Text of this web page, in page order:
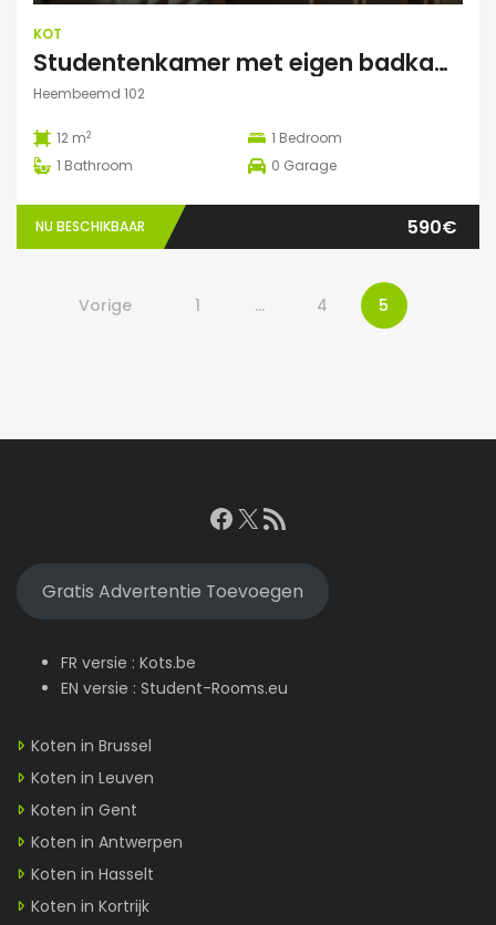
KOT
Studentenkamer met eigen badkamer
Heembeemd 102
12 m2 1 Bedroom
1 Bathroom 0 Garage
NU BESCHIKBAAR 590€
Vorige 1 … 4 5
Facebook
X RSS feed
Gratis Advertentie Toevoegen
FR versie : Kots.be
EN versie : Student-Rooms.eu
Koten in Brussel
Koten in Leuven
Koten in Gent
Koten in Antwerpen
Koten in Hasselt
Koten in Kortrijk